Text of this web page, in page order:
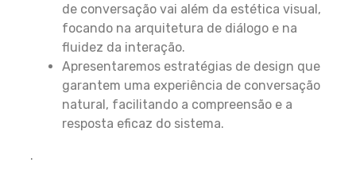
de conversação vai além da estética visual,
focando na arquitetura de diálogo e na
fluidez da interação.
Apresentaremos estratégias de design que
garantem uma experiência de conversação
natural, facilitando a compreensão e a
resposta eficaz do sistema.
.